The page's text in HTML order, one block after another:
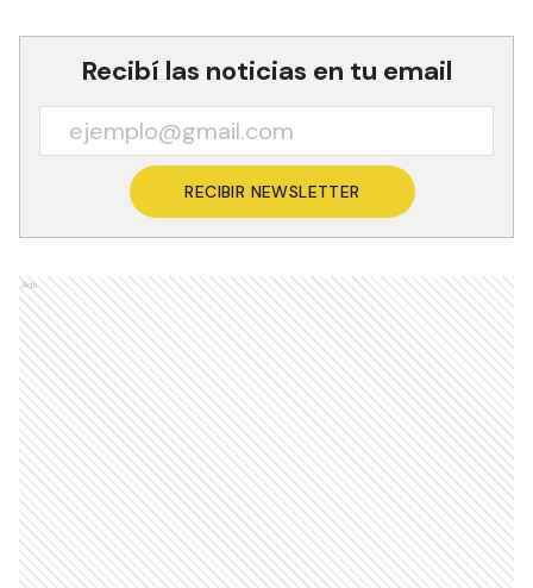
Recibí las noticias en tu email
RECIBIR NEWSLETTER
Ads